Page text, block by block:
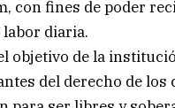
, con fines de poder
diaria.
objetivo de la
del derecho de